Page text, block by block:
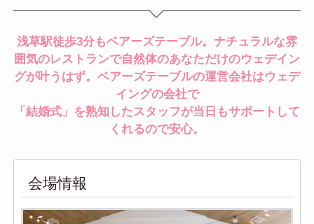
浅草駅徒歩3分もベアーズテーブル。ナチュラルな雰
囲気のレストランで自然体のあなただけのウェデイン
グが叶うはず。ベアーズテーブルの運営会社はウェデ
イングの会社で
「結婚式」を熟知したスタッフが当日もサポートして
くれるので安心。
会場情報